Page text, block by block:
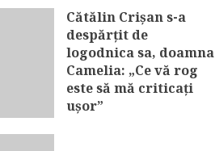
Cătălin Crișan s-a
despărțit de
logodnica sa, doamna
Camelia: „Ce vă rog
este să mă criticați
ușor”